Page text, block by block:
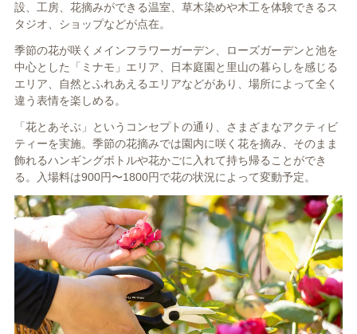
設、工房、花摘みができる温室、草木染めや木工を体験できるス
タジオ、ショップなどが点在。
季節の花が咲くメインフラワーガーデン、ローズガーデンと池を
中心とした「ミナモ」エリア、日本庭園と里山の暮らしを感じる
エリア、自然とふれあえるエリアなどがあり、場所によって全く
違う表情を楽しめる。
「花とあそぶ」というコンセプトの通り、さまざまなアクティビ
ティーを実施。季節の花摘みでは園内に咲く花を摘み、そのまま
飾れるハンギングボトルや花かごに入れて持ち帰ることができ
る。入場料は900円〜1800円で花の状況によって変動予定。